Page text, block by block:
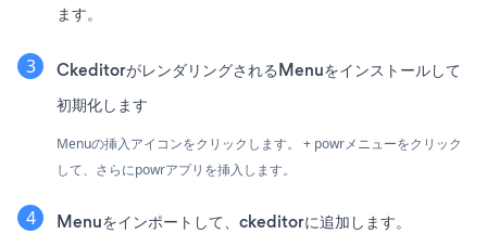
ます。
CkeditorがレンダリングされるMenuをインストールして
初期化します
Menuの挿入アイコンをクリックします。 + powrメニューをクリック
して、さらにpowrアプリを挿入します。
Menuをインポートして、ckeditorに追加します。